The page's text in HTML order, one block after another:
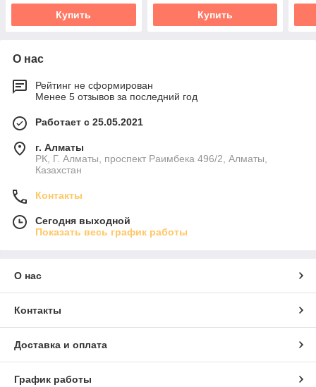
Купить Купить
О нас
Рейтинг не сформирован
Менее 5 отзывов за последний год
Работает с 25.05.2021
г. Алматы
РК, Г. Алматы, проспект Раимбека 496/2, Алматы,
Казахстан
Контакты
Сегодня выходной
Показать весь график работы
О нас
Контакты
Доставка и оплата
График работы